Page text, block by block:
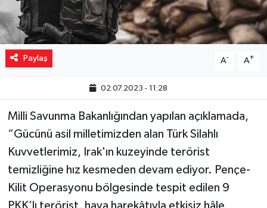
Paylaş A- A+
02.07.2023 - 11:28
Milli Savunma Bakanlığından yapılan açıklamada,
“Gücünü asil milletimizden alan Türk Silahlı
Kuvvetlerimiz, Irak'ın kuzeyinde terörist
temizliğine hız kesmeden devam ediyor. Pençe-
Kilit Operasyonu bölgesinde tespit edilen 9
PKK’lı terörist, hava harekâtıyla etkisiz hâle